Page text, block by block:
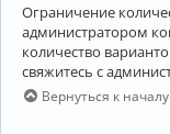
Ограничение
администратором
количество
свяжитесь с
Вернуться к началу